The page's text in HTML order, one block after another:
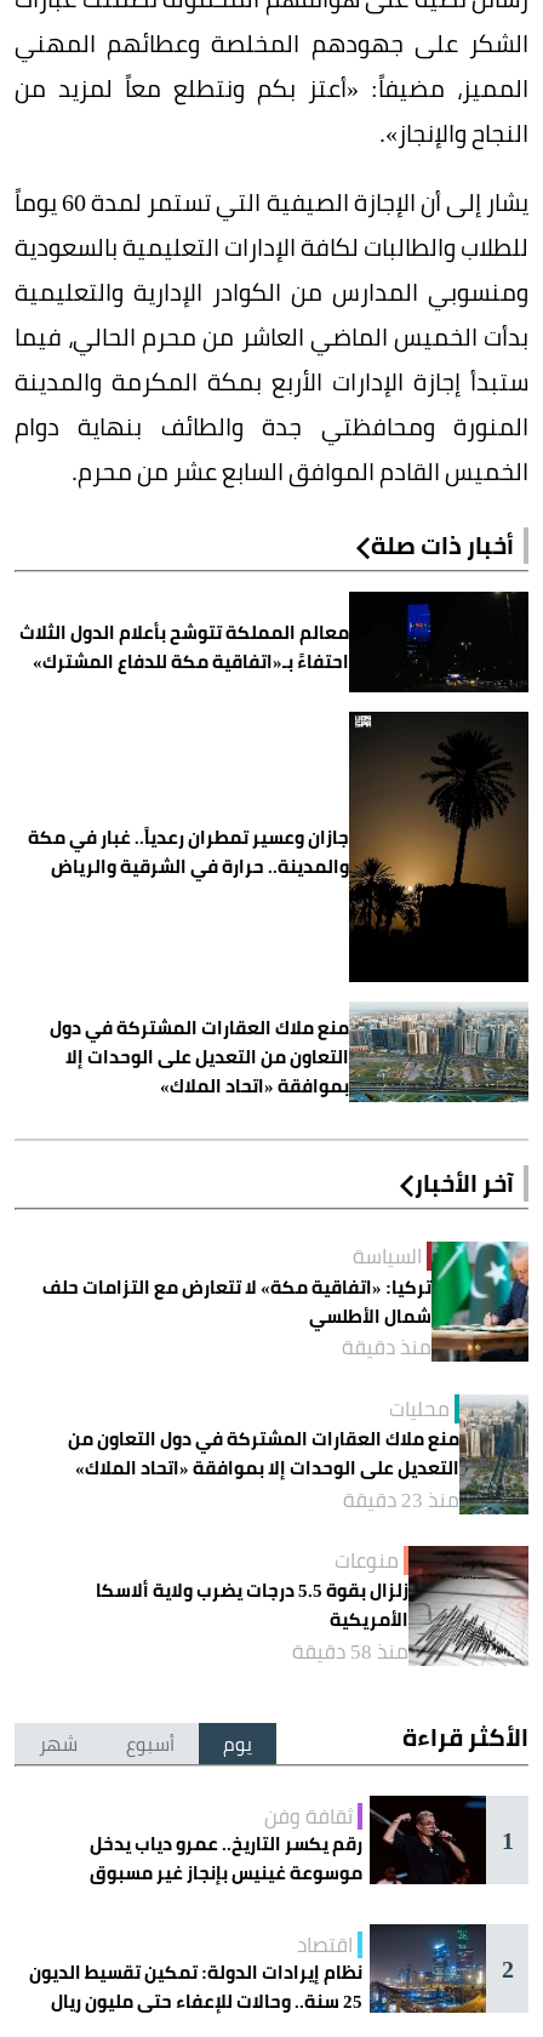
الشكر على جهودهم المخلصة وعطائهم المهني
المميز، مضيفاً: «أعتز بكم ونتطلع معاً لمزيد من
النجاح والإنجاز».
يشار إلى أن الإجازة الصيفية التي تستمر لمدة 60 يوماً
للطلاب والطالبات لكافة الإدارات التعليمية بالسعودية
ومنسوبي المدارس من الكوادر الإدارية والتعليمية
بدأت الخميس الماضي العاشر من محرم الحالي، فيما
ستبدأ إجازة الإدارات الأربع بمكة المكرمة والمدينة
المنورة ومحافظتي جدة والطائف بنهاية دوام
الخميس القادم الموافق السابع عشر من محرم.
أخبار ذات صلة
معالم المملكة تتوشح بأعلام الدول الثلاث
احتفاءً بـ«اتفاقية مكة للدفاع المشترك»
جازان وعسير تمطران رعدياً.. غبار في مكة
والمدينة.. حرارة في الشرقية والرياض
منع ملاك العقارات المشتركة في دول
التعاون من التعديل على الوحدات إلا
بموافقة «اتحاد الملاك»
آخر الأخبار
السياسة
تركيا: «اتفاقية مكة» لا تتعارض مع التزامات حلف
شمال الأطلسي
منذ دقيقة
محليات
منع ملاك العقارات المشتركة في دول التعاون من
التعديل على الوحدات إلا بموافقة «اتحاد الملاك»
منذ 23 دقيقة
منوعات
زلزال بقوة 5.5 درجات يضرب ولاية ألاسكا
الأمريكية
منذ 58 دقيقة
الأكثر قراءة يوم أسبوع شهر
1
ثقافة وفن
رقم يكسر التاريخ.. عمرو دياب يدخل
موسوعة غينيس بإنجاز غير مسبوق
2
اقتصاد
نظام إيرادات الدولة: تمكين تقسيط الديون
25 سنة.. وحالات للإعفاء حتى مليون ريال